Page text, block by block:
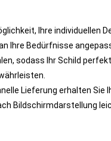
Ihre
Ihre Bedürfnisse
sodass Ihr Schild
Lieferung erhalten Sie
Bildschirmdarstellung